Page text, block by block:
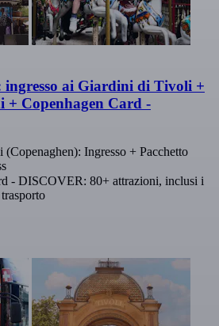
ingresso ai Giardini di Tivoli +
+ Copenhagen Card -
Ingresso + Pacchetto
- DISCOVER: 80+ attrazioni, inclusi i